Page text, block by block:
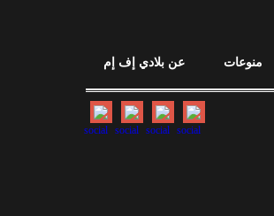
منوعات عن بلادي إف إم